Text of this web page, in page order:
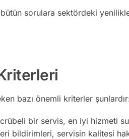
bütün sorulara sektördeki
bazı önemli kriterler
bir servis, en iyi hizmeti
bildirimleri, servisin kalitesi